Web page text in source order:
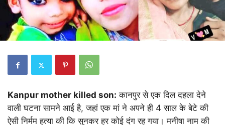
Kanpur mother killed son: कानपुर से एक दिल दहला देने
वाली घटना सामने आई है, जहां एक मां ने अपने ही 4 साल के बेटे की
ऐसी निर्मम हत्या की कि सुनकर हर कोई दंग रह गया। मनीषा नाम की